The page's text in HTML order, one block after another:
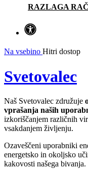
RAZLAGA
Na vsebino Hitri dostop
Svetovalec
Naš Svetovalec združuje
vprašanja naših
izkoriščanjem različnih
vsakdanjem življenju.
Ozaveščeni uporabniki
energetsko in okoljsko
kakovosti našega bivanja.